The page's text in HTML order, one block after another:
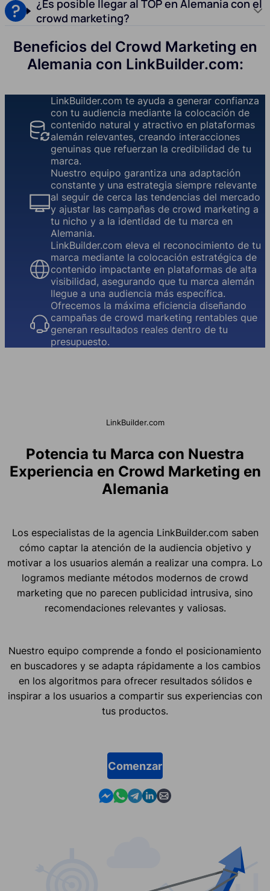
¿Es posible llegar al TOP en Alemania con el
crowd marketing?
Beneficios del Crowd Marketing en
Alemania con LinkBuilder.com:
LinkBuilder.com te ayuda a generar confianza
con tu audiencia mediante la colocación de
contenido natural y atractivo en plataformas
alemán relevantes, creando interacciones
genuinas que refuerzan la credibilidad de tu
marca.
Nuestro equipo garantiza una adaptación
constante y una estrategia siempre relevante
al seguir de cerca las tendencias del mercado
y ajustar las campañas de crowd marketing a
tu nicho y a la identidad de tu marca en
Alemania.
LinkBuilder.com eleva el reconocimiento de tu
marca mediante la colocación estratégica de
contenido impactante en plataformas de alta
visibilidad, asegurando que tu marca alemán
llegue a una audiencia más específica.
Ofrecemos la máxima eficiencia diseñando
campañas de crowd marketing rentables que
generan resultados reales dentro de tu
presupuesto.
LinkBuilder.com
Potencia tu Marca con Nuestra
Experiencia en Crowd Marketing en
Alemania
Los especialistas de la agencia LinkBuilder.com saben
cómo captar la atención de la audiencia objetivo y
motivar a los usuarios alemán a realizar una compra. Lo
logramos mediante métodos modernos de crowd
marketing que no parecen publicidad intrusiva, sino
recomendaciones relevantes y valiosas.
Nuestro equipo comprende a fondo el posicionamiento
en buscadores y se adapta rápidamente a los cambios
en los algoritmos para ofrecer resultados sólidos e
inspirar a los usuarios a compartir sus experiencias con
tus productos.
Comenzar
Contact us in Messenger
Contact us in WhatsApp
Contact us in Telegram
Contact us in Linkedin
Contact us by email